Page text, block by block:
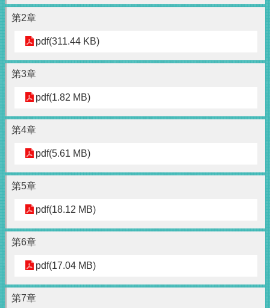
第2章
pdf(311.44 KB)
第3章
pdf(1.82 MB)
第4章
pdf(5.61 MB)
第5章
pdf(18.12 MB)
第6章
pdf(17.04 MB)
第7章